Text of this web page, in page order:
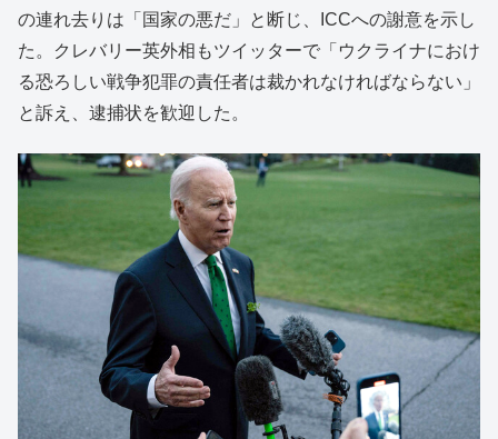
の連れ去りは「国家の悪だ」と断じ、ICCへの謝意を示し
た。クレバリー英外相もツイッターで「ウクライナにおけ
る恐ろしい戦争犯罪の責任者は裁かれなければならない」
と訴え、逮捕状を歓迎した。